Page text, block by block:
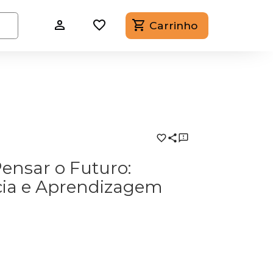
Carrinho
o Futuro:
e Aprendizagem